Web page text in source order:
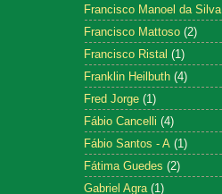
Francisco Manoel da Silva
Francisco Mattoso (2)
Francisco Ristal (1)
Franklin Heilbuth (4)
Fred Jorge (1)
Fábio Cancelli (4)
Fábio Santos - A (1)
Fátima Guedes (2)
Gabriel Agra (1)